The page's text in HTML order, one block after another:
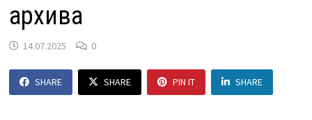
архива
14.07.2025 0
SHARE SHARE PIN IT SHARE